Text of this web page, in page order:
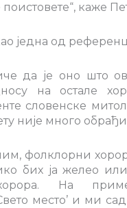
каже
једна од
да је оно што
на остале
словенске
није много
фолклорни
бих ја желео
На
место’ и ми